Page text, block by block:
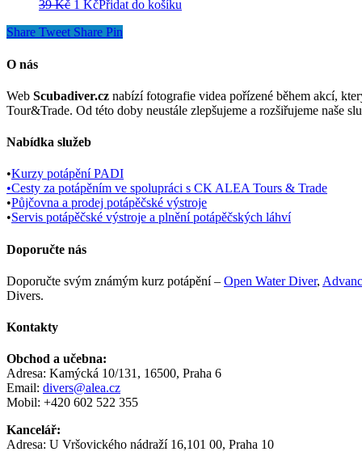
cena
39 Kč.
cena
1 Kč.
39Kč Původní
byla:
1 KčAktuální
je:
Přidat do košíku
Share Tweet Share Pin
O nás
Web Scubadiver.cz nabízí fotografie videa pořízené během akcí,
Tour&Trade. Od této doby neustále zlepšujeme a rozšiřujeme naše
Nabídka služeb
•Kurzy potápění PADI
•Cesty za potápěním ve spolupráci s CK ALEA Tours & Trade
•Půjčovna a prodej potápěčské výstroje
•Servis potápěčské výstroje a plnění potápěčských láhví
Doporučte nás
Doporučte svým známým kurz potápění – Open Water Diver,
Divers.
Kontakty
Obchod a učebna:
Adresa: Kamýcká 10/131, 16500, Praha 6
Email: divers@alea.cz
Mobil: +420 602 522 355
Kancelář:
Adresa: U Vršovického nádraží 16,101 00, Praha 10